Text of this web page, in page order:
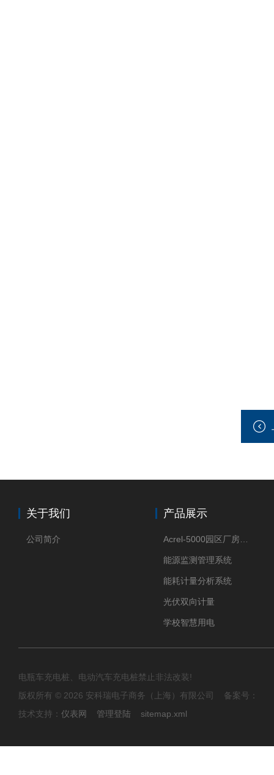
关于我们
公司简介
产品展示
能源监测管理系统
能耗计量分析系统
光伏双向计量
学校智慧用电
电瓶车充电桩、电动汽车充电桩禁止非法改装!
版权所有 © 2026 安科瑞电子商务（上海）有限公司 备案号：
技术支持： 仪表网 管理登陆 sitemap.xml